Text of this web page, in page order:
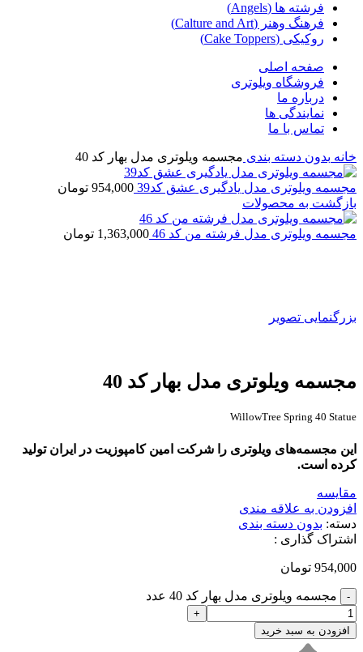
فرشته ها (Angels)
فرهنگ وهنر (Calture and Art)
روکیکی (Cake Toppers)
صفحه اصلی
فروشگاه ویلوتری
درباره ما
نمایندگی ها
تماس با ما
خانه بدون دسته بندی مجسمه ویلوتری مدل بهار کد 40
مجسمه ویلوتری مدل یادگیری عشق کد39 954,000 تومان
بازگشت به محصولات
مجسمه ویلوتری مدل فرشته من کد 46 1,363,000 تومان
بزرگنمایی تصویر
مجسمه ویلوتری مدل بهار کد 40
WillowTree Spring 40 Statue
این مجسمه‌های ویلوتری را شرکت امین کامپوزیت در ایران تولید
کرده است.
مقایسه
افزودن به علاقه مندی
دسته: بدون دسته بندی
اشتراک گذاری :
954,000 تومان
مجسمه ویلوتری مدل بهار کد 40 عدد
افزودن به سبد خرید